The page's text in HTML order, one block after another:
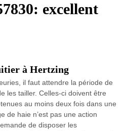
excellent
à Hertzing
il faut attendre la période de
les tailler. Celles-ci doivent être
au moins deux fois dans une
de haie n’est pas une action
de disposer les